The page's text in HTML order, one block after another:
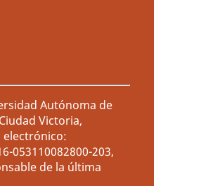
Autónoma de
Victoria,
electrónico:
053110082800-203,
de la última